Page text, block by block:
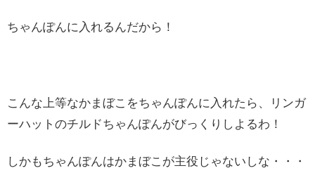
ちゃんぽんに入れるんだから！
こんな上等なかまぼこをちゃんぽんに入れたら、リンガ
ーハットのチルドちゃんぽんがびっくりしよるわ！
しかもちゃんぽんはかまぼこが主役じゃないしな・・・